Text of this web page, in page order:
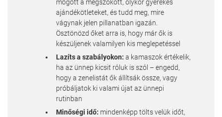
mögött a megszokott, olykor gyerekes
ajándékötleteket, és tudd meg, mire
vágynak jelen pillanatban igazán.
Ösztönözd őket arra is, hogy már ők is
készüljenek valamilyen kis meglepetéssel
Lazíts a szabályokon: a kamaszok értékelik,
ha az ünnep kicsit róluk is szól – engedd,
hogy a zenelistát ők állítsák össze, vagy
próbáljatok ki valami újat az ünnepi
rutinban
Minőségi idő: mindenképp tölts velük időt,